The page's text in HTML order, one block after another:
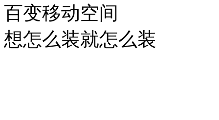
百变移动空间
想怎么装就怎么装